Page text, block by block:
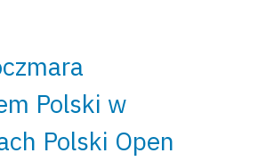
Polski w
Polski Open